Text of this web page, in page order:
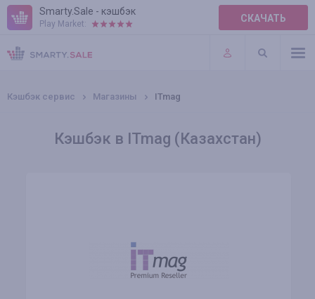
Smarty.Sale - кэшбэк
Play Market: СКАЧАТЬ
ПРАВИЛА
ПЛАГИНЫ
Кэшбэк сервис Магазины ITmag
Кэшбэк в ITmag (Казахстан)